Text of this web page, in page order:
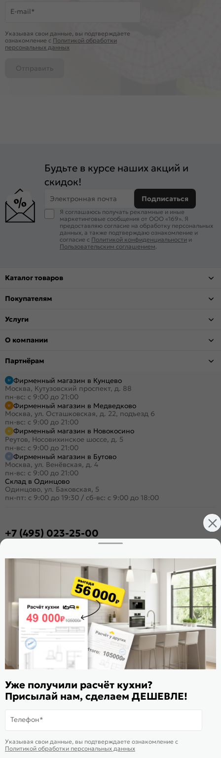
E-mail*
Указывая свои данные, вы подтверждаете
ознакомление c Политикой обработки
персональных данных
Отправить
Будьте в курсе наших акций и
скидок!
Электронная почта Подписаться
Я соглашаюсь получать рекламные и иные
маркетинговые сообщения от ООО «169». Я
предоставляю согласие на обработку персональных
данных, а также подтверждаю ознакомление и
согласие с Политикой конфиденциальности и
Пользовательским соглашением.
Каталог товаров
Покупателям
Услуги
О компании
Партнёрам
Фирменный магазин в Кунцево
Москва, Кутузовский проспект, д. 88
пн-вс: с 9:00 до 21:00
Фирменный магазин в Медведково
Москва, ул. Осташковская, д. 22, подъезд 6
пн-вс: с 9:00 до 21:00
Фирменный магазин в Новокосино
Реутов, Носовихинское шоссе, д. 5
пн-вс: с 9:00 до 21:00
Фирменный магазин в Бутово
Москва, ул. Венёвская, д. 4
пн-вс: с 9:00 до 21:00
Склад в Одинцово
Одинцово, ул. Баковская, 5
пн-пт: с 9:00 до 19:30 / сб-вс: с 9:00 до 18:00
+7 (495) 023-25-00
Стать дилером
Расскажите о нас
Поделиться
Оцените магазин
ИКС 1180
© 2015—2026 Интернет-магазин мебели Mebel169.ru
Пользовательское соглашение
Карта сайта
технологии
Уже получили расчёт кухни?
Присылай нам, сделаем ДЕШЕВЛЕ!
Телефон*
Указывая свои данные, вы подтверждаете ознакомление c
Политикой обработки персональных данных